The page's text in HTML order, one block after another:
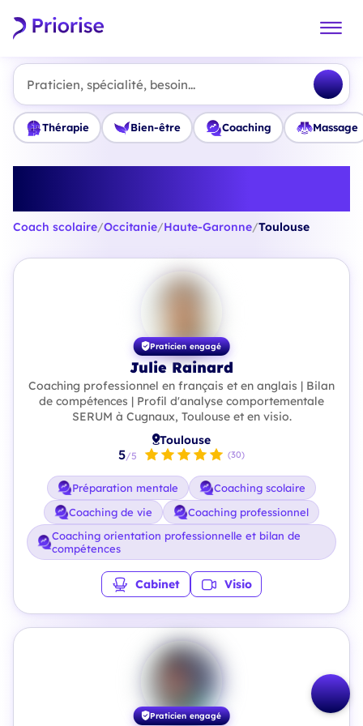
Praticien, spécialité, besoin...
Thérapie Bien-être Coaching Massage
Coach scolaire/Occitanie/Haute-Garonne/Toulouse
Praticien engagé
Julie Rainard
Coaching professionnel en français et en anglais | Bilan
de compétences | Profil d'analyse comportementale
SERUM à Cugnaux, Toulouse et en visio.
Toulouse
5/5 (30)
Préparation mentale
Coaching scolaire
Coaching de vie
Coaching professionnel
Coaching orientation professionnelle et bilan de
compétences
Cabinet Visio
Praticien engagé